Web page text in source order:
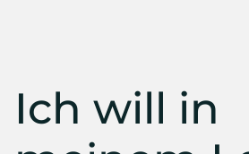
Ich will in